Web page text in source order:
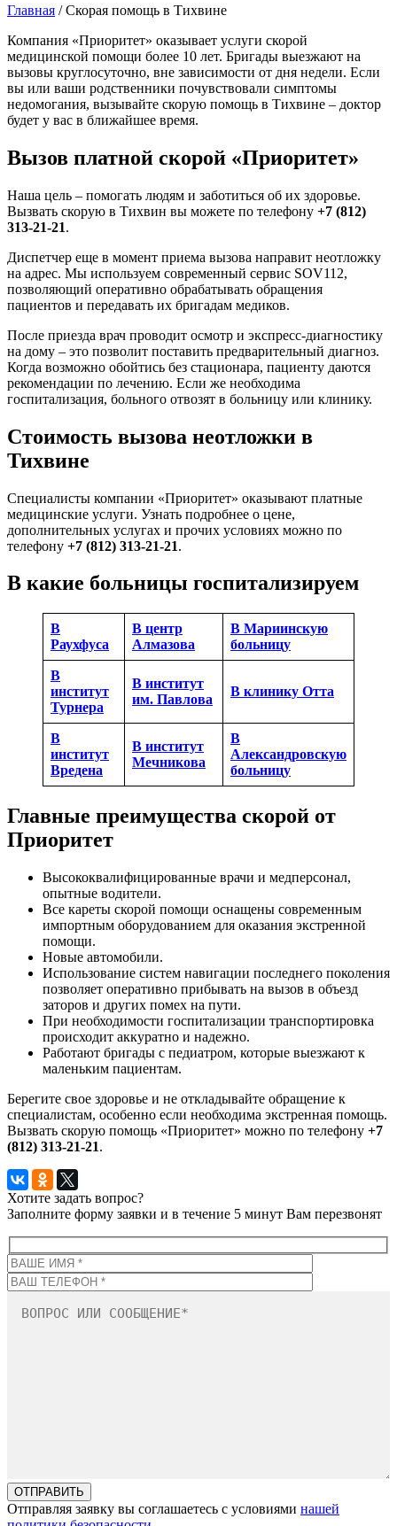
Главная /Скорая помощь в Тихвине
Компания «Приоритет» оказывает услуги скорой
медицинской помощи более 10 лет. Бригады выезжают на
вызовы круглосуточно, вне зависимости от дня недели. Если
вы или ваши родственники почувствовали симптомы
недомогания, вызывайте скорую помощь в Тихвине – доктор
будет у вас в ближайшее время.
Вызов платной скорой «Приоритет»
Наша цель – помогать людям и заботиться об их здоровье.
Вызвать скорую в Тихвин вы можете по телефону +7 (812)
313-21-21.
Диспетчер еще в момент приема вызова направит неотложку
на адрес. Мы используем современный сервис SOV112,
позволяющий оперативно обрабатывать обращения
пациентов и передавать их бригадам медиков.
После приезда врач проводит осмотр и экспресс-диагностику
на дому – это позволит поставить предварительный диагноз.
Когда возможно обойтись без стационара, пациенту даются
рекомендации по лечению. Если же необходима
госпитализация, больного отвозят в больницу или клинику.
Стоимость вызова неотложки в
Тихвине
Специалисты компании «Приоритет» оказывают платные
медицинские услуги. Узнать подробнее о цене,
дополнительных услугах и прочих условиях можно по
телефону +7 (812) 313-21-21.
В какие больницы госпитализируем
В
Раухфуса
В центр
Алмазова
В Мариинскую
больницу
В
институт
Турнера
В институт
им. Павлова
В клинику Отта
В
институт
Вредена
В институт
Мечникова
В
Александровскую
больницу
Главные преимущества скорой от
Приоритет
Высококвалифицированные врачи и медперсонал,
опытные водители.
Все кареты скорой помощи оснащены современным
импортным оборудованием для оказания экстренной
помощи.
Новые автомобили.
Использование систем навигации последнего поколения
позволяет оперативно прибывать на вызов в объезд
заторов и других помех на пути.
При необходимости госпитализации транспортировка
происходит аккуратно и надежно.
Работают бригады с педиатром, которые выезжают к
маленьким пациентам.
Берегите свое здоровье и не откладывайте обращение к
специалистам, особенно если необходима экстренная помощь.
Вызвать скорую помощь «Приоритет» можно по телефону +7
(812) 313-21-21.
Хотите задать вопрос?
Заполните форму заявки и в течение 5 минут Вам перезвонят
Отправляя заявку вы соглашаетесь с условиями нашей